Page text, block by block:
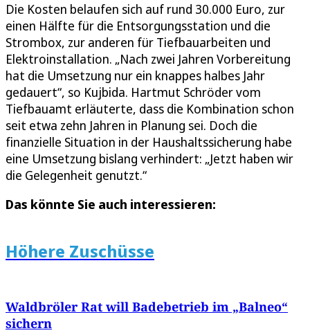
Die Kosten belaufen sich auf rund 30.000 Euro, zur
einen Hälfte für die Entsorgungsstation und die
Strombox, zur anderen für Tiefbauarbeiten und
Elektroinstallation. „Nach zwei Jahren Vorbereitung
hat die Umsetzung nur ein knappes halbes Jahr
gedauert“, so Kujbida. Hartmut Schröder vom
Tiefbauamt erläuterte, dass die Kombination schon
seit etwa zehn Jahren in Planung sei. Doch die
finanzielle Situation in der Haushaltssicherung habe
eine Umsetzung bislang verhindert: „Jetzt haben wir
die Gelegenheit genutzt.“
Das könnte Sie auch interessieren:
Höhere Zuschüsse
Waldbröler Rat will Badebetrieb im „Balneo“
sichern